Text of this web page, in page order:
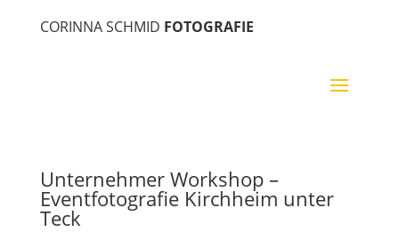
CORINNA SCHMID FOTOGRAFIE
Unternehmer Workshop –
Eventfotografie Kirchheim unter
Teck